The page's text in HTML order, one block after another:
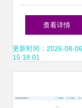
引领信息科技领
的技术创新与开
查看详情
更新时间：2026-08-06
15:18:01